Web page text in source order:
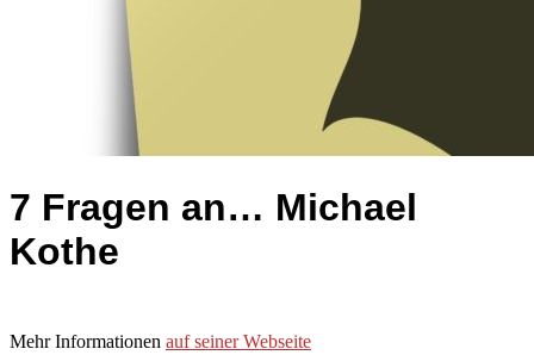
7 Fragen an… Michael
Kothe
Mehr Informationen auf seiner Webseite